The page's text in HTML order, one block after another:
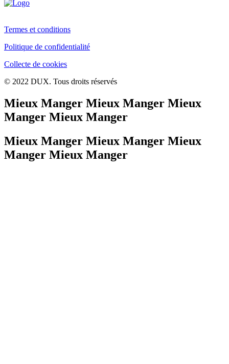
Termes et conditions
Politique de confidentialité
Collecte de cookies
© 2022 DUX. Tous droits réservés
Mieux Manger Mieux Manger Mieux
Manger Mieux Manger
Mieux Manger Mieux Manger Mieux
Manger Mieux Manger